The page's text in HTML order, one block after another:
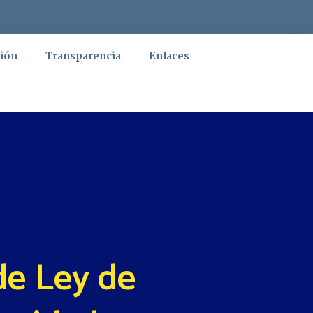
Transparencia
Enlaces
Ley de